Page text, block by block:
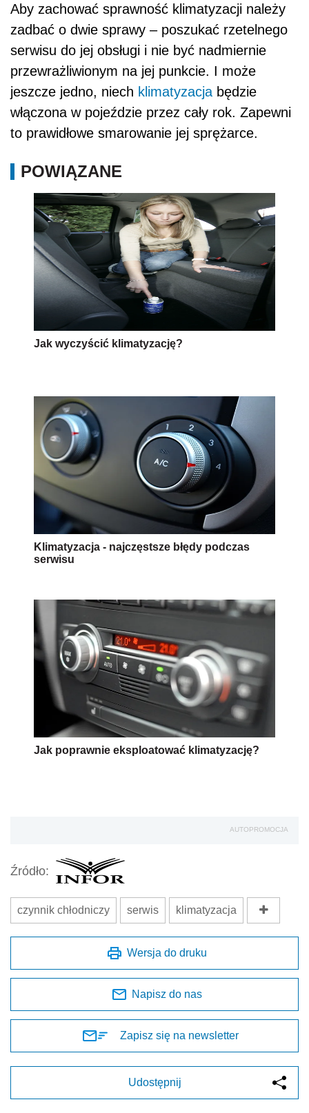
Aby zachować sprawność klimatyzacji należy
zadbać o dwie sprawy – poszukać rzetelnego
serwisu do jej obsługi i nie być nadmiernie
przewrażliwionym na jej punkcie. I może
jeszcze jedno, niech klimatyzacja będzie
włączona w pojeździe przez cały rok. Zapewni
to prawidłowe smarowanie jej sprężarce.
POWIĄZANE
Jak wyczyścić klimatyzację?
Klimatyzacja - najczęstsze błędy podczas
serwisu
Jak poprawnie eksploatować klimatyzację?
AUTOPROMOCJA
Źródło:
czynnik chłodniczy serwis klimatyzacja
Wersja do druku
Napisz do nas
Zapisz się na newsletter
Udostępnij